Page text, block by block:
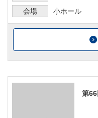
会場
小ホール
第